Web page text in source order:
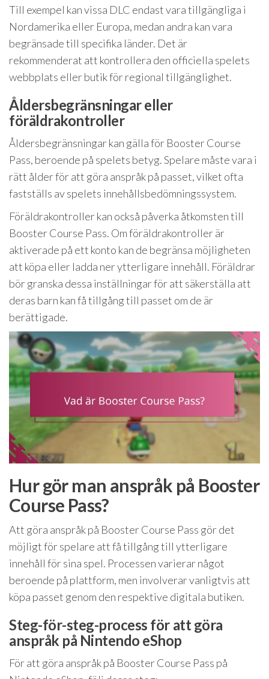
Till exempel kan vissa DLC endast vara tillgängliga i
Nordamerika eller Europa, medan andra kan vara
begränsade till specifika länder. Det är
rekommenderat att kontrollera den officiella spelets
webbplats eller butik för regional tillgänglighet.
Åldersbegränsningar eller
föräldrakontroller
Åldersbegränsningar kan gälla för Booster Course
Pass, beroende på spelets betyg. Spelare måste vara i
rätt ålder för att göra anspråk på passet, vilket ofta
fastställs av spelets innehållsbedömningssystem.
Föräldrakontroller kan också påverka åtkomsten till
Booster Course Pass. Om föräldrakontroller är
aktiverade på ett konto kan de begränsa möjligheten
att köpa eller ladda ner ytterligare innehåll. Föräldrar
bör granska dessa inställningar för att säkerställa att
deras barn kan få tillgång till passet om de är
berättigade.
Hur gör man anspråk på Booster
Course Pass?
Att göra anspråk på Booster Course Pass gör det
möjligt för spelare att få tillgång till ytterligare
innehåll för sina spel. Processen varierar något
beroende på plattform, men involverar vanligtvis att
köpa passet genom den respektive digitala butiken.
Steg-för-steg-process för att göra
anspråk på Nintendo eShop
För att göra anspråk på Booster Course Pass på